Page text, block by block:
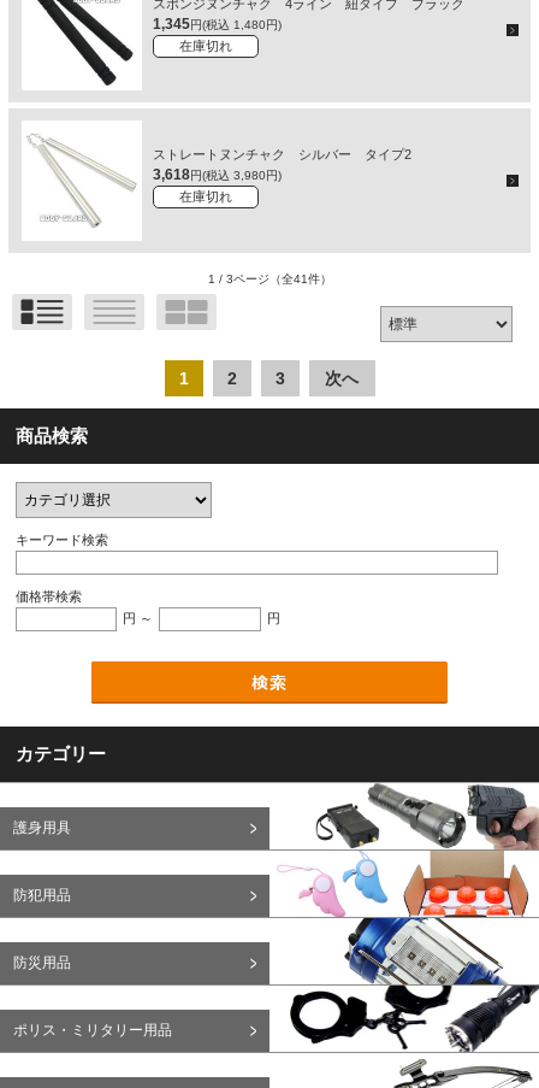
スポンジヌンチャク 4ライン 紐タイプ ブラック
1,345円(税込 1,480円)
在庫切れ
ストレートヌンチャク シルバー タイプ2
3,618円(税込 3,980円)
在庫切れ
1 / 3ページ （全41件）
1 2 3 次へ
商品検索
キーワード検索
価格帯検索
円 ～
円
カテゴリー
護身用具
防犯用品
防災用品
ポリス・ミリタリー用品